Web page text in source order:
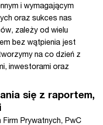
i wymagającym
oraz sukces nas
zależy od wielu
bez wątpienia jest
na co dzień z
inwestorami oraz
się z raportem,
Prywatnych, PwC